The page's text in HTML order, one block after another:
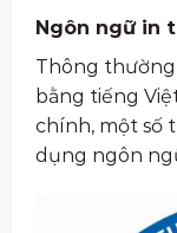
Ngôn ngữ in
Thông
bằng tiếng
chính, một số
dụng ngôn